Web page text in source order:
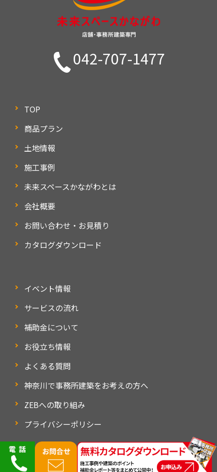
042-707-1477
TOP
商品プラン
土地情報
施工事例
未来スペースかながわとは
会社概要
お問い合わせ・お見積り
カタログダウンロード
イベント情報
サービスの流れ
補助金について
お役立ち情報
よくある質問
神奈川で事務所建築をお考えの方へ
ZEBへの取り組み
プライバシーポリシー
©mirai space kanagawa